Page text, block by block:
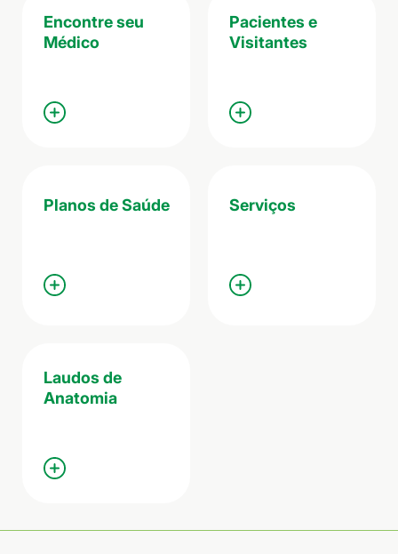
Encontre seu
Médico
Pacientes e
Visitantes
Planos de Saúde Serviços
Laudos de
Anatomia